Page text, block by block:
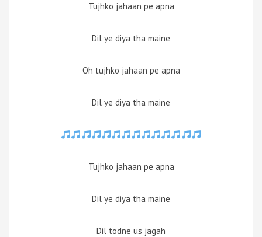
Tujhko jahaan pe apna
Dil ye diya tha maine
Oh tujhko jahaan pe apna
Dil ye diya tha maine
Tujhko jahaan pe apna
Dil ye diya tha maine
Dil todne us jagah